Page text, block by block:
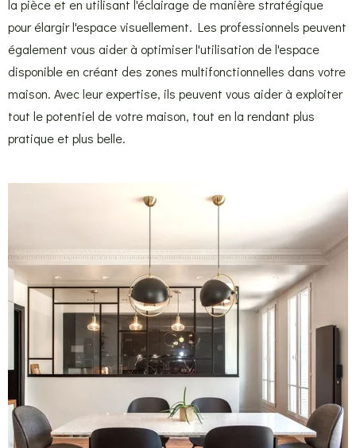
la pièce et en utilisant l'éclairage de manière stratégique
pour élargir l'espace visuellement. Les professionnels peuvent
également vous aider à optimiser l'utilisation de l'espace
disponible en créant des zones multifonctionnelles dans votre
maison. Avec leur expertise, ils peuvent vous aider à exploiter
tout le potentiel de votre maison, tout en la rendant plus
pratique et plus belle.